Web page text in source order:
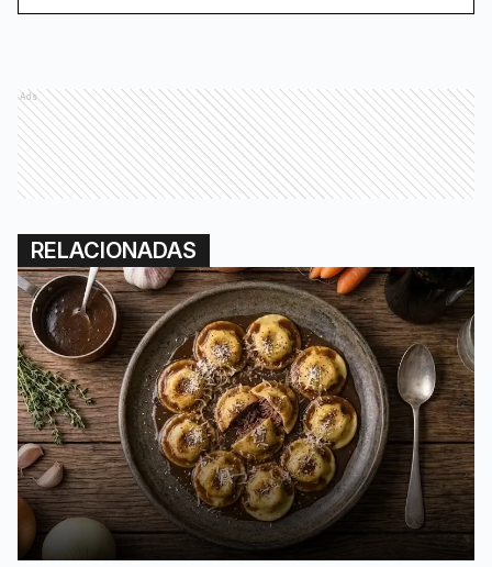
Ads
RELACIONADAS